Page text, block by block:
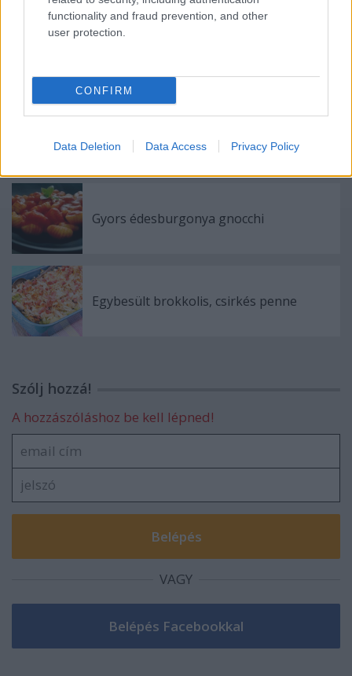
functionality and fraud prevention, and other
user protection.
CONFIRM
Data Deletion Data Access Privacy Policy
Hitchcock-pitével!
Gyors édesburgonya gnocchi
Egybesült brokkolis, csirkés penne
Szólj hozzá!
A hozzászóláshoz be kell lépned!
VAGY